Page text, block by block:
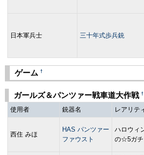
日本軍兵士 三十年式歩兵銃
ゲーム †
ガールズ＆パンツァー戦車道大作戦 †
使用者 銃器名 レアリテ
西住 みほ
HAS パンツァー
ファウスト
ハロウィ
の☆5ガチ